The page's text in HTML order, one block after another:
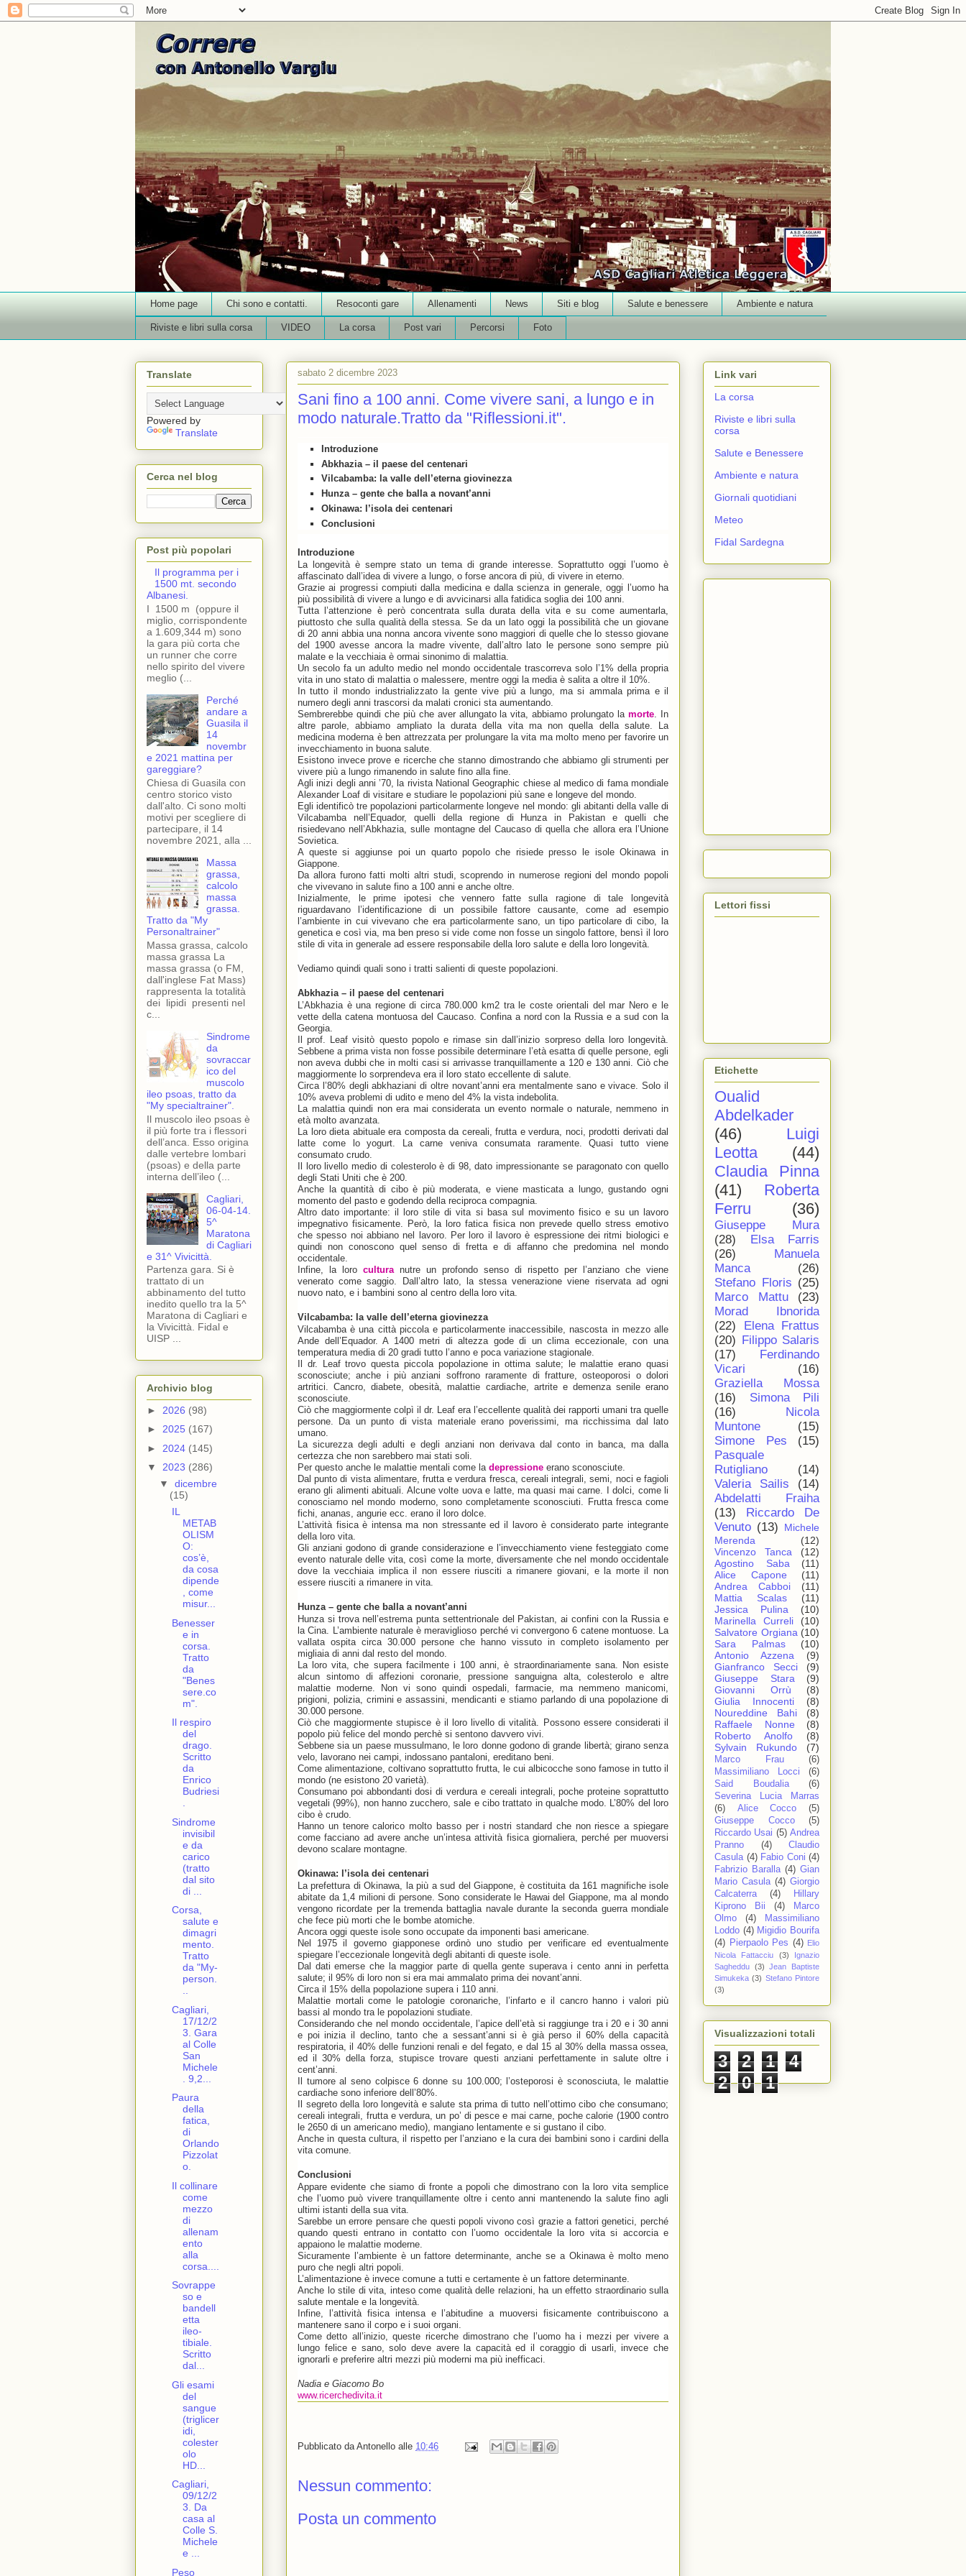
Home page Chi sono e contatti. Resoconti gare Allenamenti News Siti e blog Salute e benessere Ambiente e natura
Riviste e libri sulla corsa VIDEO La corsa Post vari Percorsi Foto
sabato 2 dicembre 2023
Sani fino a 100 anni. Come vivere sani, a lungo e in
modo naturale.Tratto da "Riflessioni.it".
Introduzione
Abkhazia – il paese del centenari
Vilcabamba: la valle dell’eterna giovinezza
Hunza – gente che balla a novant’anni
Okinawa: l’isola dei centenari
Conclusioni
Introduzione
La longevità è sempre stato un tema di grande interesse. Soprattutto oggi l’uomo è
affascinato dall’idea di vivere a lungo, o forse ancora di più, di vivere in eterno.
Grazie ai progressi compiuti dalla medicina e dalla scienza in generale, oggi l’uomo ha
più possibilità di vivere a lungo e di avvicinarsi alla fatidica soglia dei 100 anni.
Tutta l’attenzione è però concentrata sulla durata della vita e su come aumentarla,
piuttosto che sulla qualità della stessa. Se da un lato oggi la possibilità che un giovane
di 20 anni abbia una nonna ancora vivente sono maggiori di quelle che lo stesso giovane
del 1900 avesse ancora la madre vivente, dall’altro lato le persone sono sempre più
malate e la vecchiaia è ormai sinonimo di malattia.
Un secolo fa un adulto medio nel mondo occidentale trascorreva solo l’1% della propria
vita in uno stato di malattia o malessere, mentre oggi la media è salita a oltre il 10%.
In tutto il mondo industrializzato la gente vive più a lungo, ma si ammala prima e il
numero degli anni trascorsi da malati cronici sta aumentando.
Sembrerebbe quindi che più che aver allungato la vita, abbiamo prolungato lamorte. In
altre parole, abbiamo ampliato la durata della vita ma non quella della salute. La
medicina moderna è ben attrezzata per prolungare la vita ma molto meno per favorire un
invecchiamento in buona salute.
Esistono invece prove e ricerche che stanno dimostrando che abbiamo gli strumenti per
vivere più a lungo rimanendo in salute fino alla fine.
Agli inizi degli anni ’70, la rivista National Geographic chiese al medico di fama mondiale
Alexander Loaf di visitare e studiare le popolazioni più sane e longeve del mondo.
Egli identificò tre popolazioni particolarmente longeve nel mondo: gli abitanti della valle di
Vilcabamba nell’Equador, quelli della regione di Hunza in Pakistan e quelli che
risiedevano nell’Abkhazia, sulle montagne del Caucaso di quella che allora era l’Unione
Sovietica.
A queste si aggiunse poi un quarto popolo che risiede presso le isole Okinawa in
Giappone.
Da allora furono fatti molti altri studi, scoprendo in numerose regioni del mondo popoli
che vivevano in salute fino a 100 anni e anche oltre.
Inizialmente, le prime ipotesi che vennero fatte sulla ragione di tale longevità
riguardavano l’identificazione di un possibile fattore causante, come ad esempio
l’ambiente in cui vivevano che era particolarmente sano, un tipo particolare di cibo, la
genetica e così via, ma ben preso si vide come non fosse un singolo fattore, bensì il loro
stile di vita in generale ad essere responsabile della loro salute e della loro longevità.
Vediamo quindi quali sono i tratti salienti di queste popolazioni.
Abkhazia – il paese del centenari
L’Abkhazia è una regione di circa 780.000 km2 tra le coste orientali del mar Nero e le
vette della catena montuosa del Caucaso. Confina a nord con la Russia e a sud con la
Georgia.
Il prof. Leaf visitò questo popolo e rimase sin dall’inizio sorpreso della loro longevità.
Sebbene a prima vista non fosse possibile determinare l’età esatta di quelle persone, egli
non aveva dubbi che in molti casi si arrivasse tranquillamente a 120 e 130 anni. Ciò che
maggiormente lo sorprendeva era il loro stato eccellente di salute.
Circa l’80% degli abkhaziani di oltre novant’anni era mentalmente sano e vivace. Solo il
10% aveva problemi di udito e meno del 4% la vista indebolita.
La malattia quindi non era mai considerata un evento normale o naturale, nemmeno in
età molto avanzata.
La loro dieta abituale era composta da cereali, frutta e verdura, noci, prodotti derivati dal
latte come lo yogurt. La carne veniva consumata raramente. Quasi tutto viene
consumato crudo.
Il loro livello medio di colesterolo è di 98, dato impressionante se paragonato con quello
degli Stati Uniti che è 200.
Anche la quantità di cibo è più moderata, e viene masticata a lungo, gustando ogni
momento del pasto e godendo della reciproca compagnia.
Altro dato importante: il loro stile di vita si basa sul movimento fisico e su un lavoro
impegnativo fisicamente. Però, la loro fatica fisica non prevede quello stress emotivo
che spesso noi abbiano nel lavoro. Per loro il lavoro è espressione dei ritmi biologici e
quindi non conoscono quel senso di fretta e di affanno che predomina nel mondo
occidentale.
Infine, la loro culturanutre un profondo senso di rispetto per l’anziano che viene
venerato come saggio. Dall’altro lato, la stessa venerazione viene riservata ad ogni
nuovo nato, e i bambini sono al centro della loro vita.
Vilcabamba: la valle dell’eterna giovinezza
Vilcabamba è una città piccola e particolarmente inaccessibile, nascosta in mezzo alle
Ande dell’Equador. A 1400 metri di altezza gode di un clima eccezionale, con una
temperatura media di 20 gradi tutto l’anno e poca variazione stagionale.
Il dr. Leaf trovo questa piccola popolazione in ottima salute; le malattie erano quasi
sconosciute; anche i più anziani soffrono raramente di fratture, osteoporosi o dolori
artritici. Cancro, diabete, obesità, malattie cardiache, artrite e demenza senile erano
sconosciute.
Ciò che maggiormente colpì il dr. Leaf era l’eccellente qualità dei rapporti umani tra quelle
persone. Da un punto di vista materiale erano poverissimi, ma ricchissima dal lato
umano.
La sicurezza degli adulti e degli anziani non derivava dal conto in banca, ma dalla
certezza che non sarebbero mai stati soli.
Per questo anche le malattie mentali come la depressione erano sconosciute.
Dal punto di vista alimentare, frutta e verdura fresca, cereali integrali, semi, noci e fagioli
erano gli alimenti abituali. Alcune volte uova e latte, ma quasi mai carne. I dolci, come li
conosciamo nel mondo moderno, sono completamente sconosciuti. Frutta fresca come
fichi, ananas, angurie ecc. erano il loro dolce.
L’attività fisica è intensa ma non stressante ed il lavoro è considerato parte integrante
della loro vita.
Gli anziani godono di grande considerazione e l’invecchiamento viene festeggiato come
evento naturale delle vita, così come la morte, diversamente che nel mondo occidentale
dove la vecchiaia implica il non essere riusciti a rimanere giovani, e la morte il non
essere riusciti a rimanere in vita.
Hunza – gente che balla a novant’anni
Hunza si trova nell’estrema punta settentrionale del Pakistan, ai confini con la Russia e
la Cina. L’ambiente naturale è meraviglioso perché vi convergono 6 catene montuose. La
vallata ospita circa 30.000 persone che hanno vissuto in completo isolamento per
migliaia di anni dal resto del mondo.
La loro vita, che supera facilmente i 100 anni, è straordinariamente sana. Non esiste
alcun sintomo di affezioni coronarie, pressione sanguigna alta, colesterolo e altre
malattie moderne. Non vi sono quindi ospedali, farmacie, ma nemmeno manicomi,
prigioni, polizia, crimini e assassini, mendicanti e stiamo parlando di una popolazione di
30.000 persone.
Ciò che maggiormente stupisce è il loro livello di vitalità. Possono essere considerati il
popolo più felice del mondo perchè si sentono davvero vivi.
Sebbene sia un paese mussulmano, le loro donne godono di grande libertà; girano senza
velo, lavorano nei campi, indossano pantaloni, ereditano beni.
Come alimentazione, coltivano soprattutto frutta, le cui albicocche sono famose in tutto il
mondo (ne esistono 20 varietà).
Consumano poi abbondanti dosi di verdura e cereali integrali, poche proteine soprattutto
vegetali (99%), non hanno zucchero, sale e cibo trattato in qualche modo. L’80% del loro
cibo è crudo.
Hanno un tenore calorico molto basso per i nostri standard che non riesce a spiegare
come facciano ad avere anche un’intesa attività fisica giornaliera, perché per muoversi
devono scalare montagne.
Okinawa: l’isola dei centenari
La prefettura di Okinawa, la più a sud del Giappone, è costituita da 161 magnifiche isole
abitate da 1,4 milioni di persone. Sono considerate le Hawai del Giappone, ma al mondo
vengono ricordate per la tremenda battaglia navale durante la seconda guerra mondiale
che fece più morti che le bombe atomiche.
Ancora oggi queste isole sono occupate da imponenti basi americane.
Nel 1975 il governo giapponese ordinò uno studio per verificare ed eventualmente
spiegare l’eccezionale longevità degli abitanti di queste isole.
Dal dati emerse che la maggior parte di quella gente superava i cento anni in perfetta
salute; il 95% di loro non si era mai ammalato prima dei novant’anni.
Circa il 15% della popolazione supera i 110 anni.
Malattie mortali come le patologie coronariche, l’infarto e il cancro hanno i valori più
bassi al mondo tra le popolazioni studiate.
Considerando che nel mondo occidentale, l’apice dell’età si raggiunge tra i 20 e i 30 anni
e poi inizia il declino, tanto che a sessant’anni si è già perso il 60% della capacità
respiratoria, il 40% delle funzioni renali e del fegato, e dal 15 al 30% della massa ossea,
ed il 30% della forza, stupisce trovare questi anziani perfettamente in salute oltre i
cent’anni.
Il tumore al seno colpisce 6 donne su 100.000; l’osteporosi è sconosciuta, le malattie
cardiache sono inferiore dell’80%.
Il segreto della loro longevità e salute sta prima di tutto nell’ottimo cibo che consumano;
cereali integrali, frutta e verdura, un po’ di pesce e mai carne, poche calorie (1900 contro
le 2650 di un americano medio), mangiano lentamente e si gustano il cibo.
Anche in questa cultura, il rispetto per l’anziano e la cura dei bambini sono i cardini della
vita comune.
Conclusioni
Appare evidente che siamo di fronte a popoli che dimostrano con la loro vita semplice
che l’uomo può vivere tranquillamente oltre i cento anni mantenendo la salute fino agli
ultimi istanti della sua vita.
Sarebbe un errore pensare che questi popoli vivono così grazie a fattori genetici, perché
quando questi entrano in contatto con l’uomo occidentale la loro vita si accorcia e
appaiono le malattie moderne.
Sicuramente l’ambiente è un fattore determinante, anche se a Okinawa è molto meno
puro che negli altri popoli.
L’alimentazione è invece comune a tutti e certamente è un fattore determinante.
Anche lo stile di vita, inteso come qualità delle relazioni, ha un effetto straordinario sulla
salute mentale e la longevità.
Infine, l’attività fisica intensa e l’abitudine a muoversi fisicamente contribuiscono a
mantenere sano il corpo e i suoi organi.
Come detto all’inizio, queste ricerche dimostrano che l’uomo ha i mezzi per vivere a
lungo felice e sano, solo deve avere la capacità ed il coraggio di usarli, invece che
ignorarli e preferire altri mezzi più moderni ma più inefficaci.
Nadia e Giacomo Bo
www.ricerchedivita.it
Pubblicato da Antonello alle 10:46
Nessun commento:
Posta un commento
Translate
Powered by
Translate
Cerca nel blog
Post più popolari
Il programma per i
1500 mt. secondo
Albanesi.
I 1500 m (oppure il
miglio, corrispondente
a 1.609,344 m) sono
la gara più corta che
un runner che corre
nello spirito del vivere
meglio (...
Perché
andare a
Guasila il
14
novembr
e 2021 mattina per
gareggiare?
Chiesa di Guasila con
centro storico visto
dall'alto. Ci sono molti
motivi per scegliere di
partecipare, il 14
novembre 2021, alla ...
Massa
grassa,
calcolo
massa
grassa.
Tratto da "My
Personaltrainer"
Massa grassa, calcolo
massa grassa La
massa grassa (o FM,
dall'inglese Fat Mass)
rappresenta la totalità
dei lipidi presenti nel
c...
Sindrome
da
sovraccar
ico del
muscolo
ileo psoas, tratto da
"My specialtrainer".
Il muscolo ileo psoas è
il più forte tra i flessori
dell’anca. Esso origina
dalle vertebre lombari
(psoas) e della parte
interna dell’ileo (...
Cagliari,
06-04-14.
5^
Maratona
di Cagliari
e 31^ Vivicittà.
Partenza gara. Si è
trattato di un
abbinamento del tutto
inedito quello tra la 5^
Maratona di Cagliari e
la Vivicittà. Fidal e
UISP ...
Archivio blog
► 2026 (98)
► 2025 (167)
► 2024 (145)
▼ 2023 (286)
▼ dicembre
(15)
IL
METAB
OLISM
O:
cos’è,
da cosa
dipende
, come
misur...
Benesser
e in
corsa.
Tratto
da
"Benes
sere.co
m".
Il respiro
del
drago.
Scritto
da
Enrico
Budriesi
.
Sindrome
invisibil
e da
carico
(tratto
dal sito
di ...
Corsa,
salute e
dimagri
mento.
Tratto
da "My-
person.
..
Cagliari,
17/12/2
3. Gara
al Colle
San
Michele
. 9,2...
Paura
della
fatica,
di
Orlando
Pizzolat
o.
Il collinare
come
mezzo
di
allenam
ento
alla
corsa....
Sovrappe
so e
bandell
etta
ileo-
tibiale.
Scritto
dal...
Gli esami
del
sangue
(triglicer
idi,
colester
olo
HD...
Cagliari,
09/12/2
3. Da
casa al
Colle S.
Michele
e ...
Peso
Link vari
La corsa
Riviste e libri sulla
corsa
Salute e Benessere
Ambiente e natura
Giornali quotidiani
Meteo
Fidal Sardegna
Lettori fissi
Etichette
Oualid
Abdelkader
(46)
Luigi
Leotta
(44)
Claudia Pinna
(41)
Roberta
Ferru
(36)
Giuseppe Mura
(28)
Elsa Farris
(26)
Manuela
Manca
(26)
Stefano Floris (25)
Marco Mattu
(23)
Morad Ibnorida
(22)
Elena Frattus
(20)
Filippo Salaris
(17)
Ferdinando
Vicari
(16)
Graziella Mossa
(16)
Simona Pili
(16)
Nicola
Muntone
(15)
Simone Pes
(15)
Pasquale
Rutigliano
(14)
Valeria Sailis
(14)
Abdelatti Fraiha
(13)
Riccardo De
Venuto (13)
Michele
Merenda
(12)
Vincenzo Tanca
(12)
Agostino Saba
(11)
Alice Capone
(11)
Andrea Cabboi
(11)
Mattia Scalas
(11)
Jessica Pulina
(10)
Marinella Curreli
(10)
Salvatore Orgiana (10)
Sara Palmas
(10)
Antonio Azzena
(9)
Gianfranco Secci
(9)
Giuseppe Stara
(9)
Giovanni Orrù
(8)
Giulia Innocenti
(8)
Noureddine Bahi
(8)
Raffaele Nonne
(8)
Roberto Anolfo
(8)
Sylvain Rukundo
(7)
Marco Frau
(6)
Massimiliano Locci
(6)
Said Boudalia
(6)
Severina Lucia Marras
(6)
Alice Cocco
(5)
Giuseppe Cocco
(5)
Riccardo Usai (5) Andrea
Pranno
(4)
Claudio
Casula (4) Fabio Coni (4)
Fabrizio Baralla (4) Gian
Mario Casula (4) Giorgio
Calcaterra
(4)
Hillary
Kiprono Bii
(4)
Marco
Olmo
(4)
Massimiliano
Loddo (4) Migidio Bourifa
(4) Pierpaolo Pes (4)
Elio
Nicola Fattacciu
(3)
Ignazio
Sagheddu (3)
Jean Baptiste
Simukeka (3) Stefano Pintore
(3)
Visualizzazioni totali
3 2 1
4
2
0 1